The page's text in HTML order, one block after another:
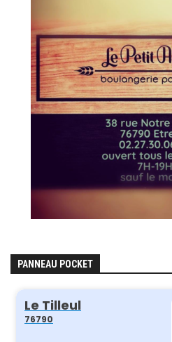
PANNEAU POCKET